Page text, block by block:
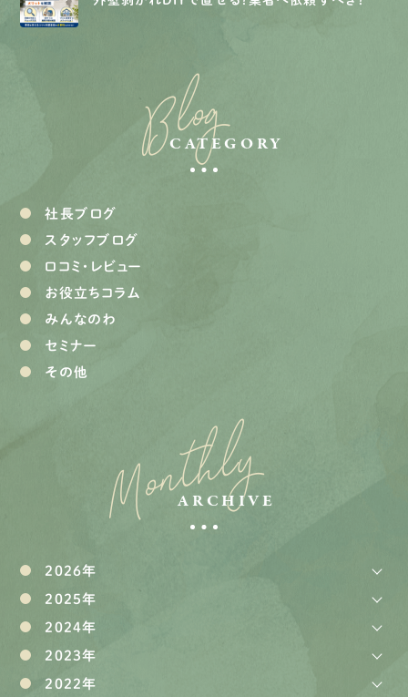
Blog
CATEGORY
社長ブログ
スタッフブログ
口コミ・レビュー
お役立ちコラム
みんなのわ
セミナー
その他
Monthly
ARCHIVE
2026年
2025年
2024年
2023年
2022年